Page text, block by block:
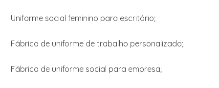
Uniforme social feminino para escritório;
Fábrica de uniforme de trabalho personalizado;
Fábrica de uniforme social para empresa;